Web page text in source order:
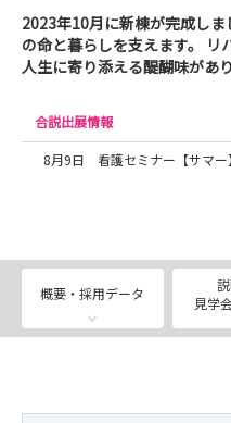
2023年10月に新棟が完成し
の命と暮らしを支えます。 リ
人生に寄り添える醍醐味があり
合説出展情報
8月9日 看護セミナー【サマ
概要・採用データ
見学